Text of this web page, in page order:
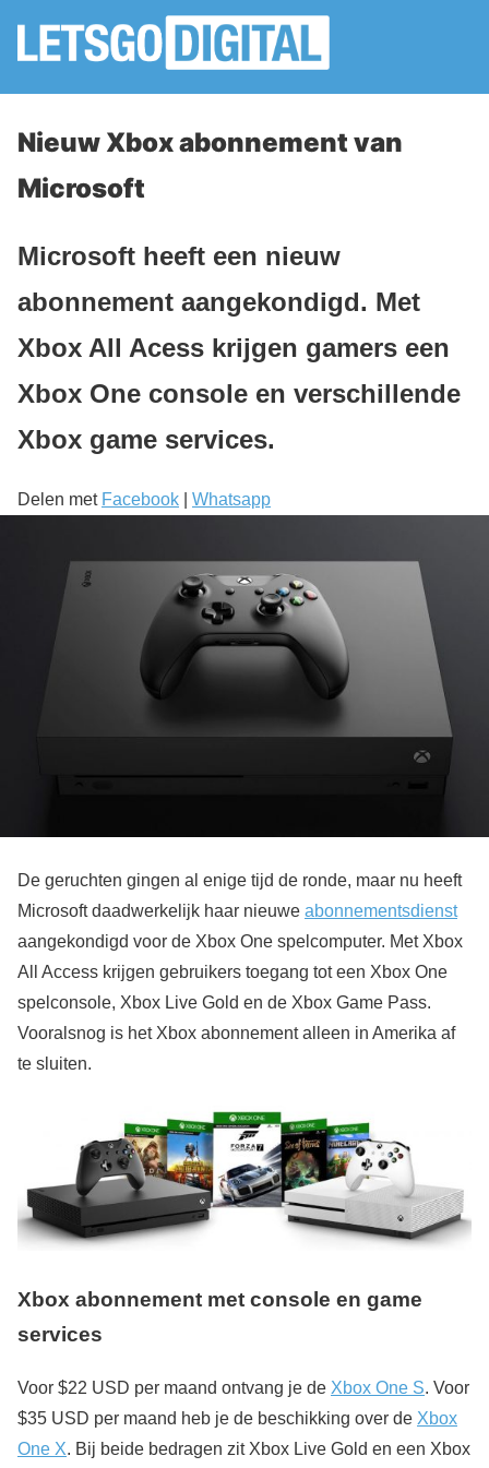
Nieuw Xbox abonnement van
Microsoft
Microsoft heeft een nieuw
abonnement aangekondigd. Met
Xbox All Acess krijgen gamers een
Xbox One console en verschillende
Xbox game services.
Delen met Facebook Whatsapp
De geruchten gingen al enige tijd de ronde, maar nu heeft
Microsoft daadwerkelijk haar nieuwe abonnementsdienst
aangekondigd voor de Xbox One spelcomputer. Met Xbox
All Access krijgen gebruikers toegang tot een Xbox One
spelconsole, Xbox Live Gold en de Xbox Game Pass.
Vooralsnog is het Xbox abonnement alleen in Amerika af
te sluiten.
Xbox abonnement met console en game
services
Voor $22 USD per maand ontvang je de Xbox One S. Voor
$35 USD per maand heb je de beschikking over de Xbox
One X. Bij beide bedragen zit Xbox Live Gold en een Xbox